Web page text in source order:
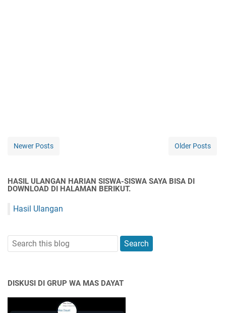
Newer Posts Older Posts
HASIL ULANGAN HARIAN SISWA-SISWA SAYA BISA DI
DOWNLOAD DI HALAMAN BERIKUT.
Hasil Ulangan
DISKUSI DI GRUP WA MAS DAYAT